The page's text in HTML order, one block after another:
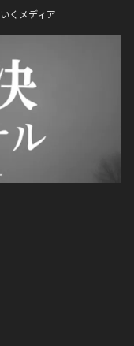
くメディア